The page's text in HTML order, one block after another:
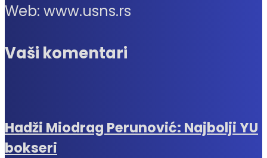
Web: www.usns.rs
Vaši komentari
Hadži Miodrag Perunović: Najbolji YU
bokseri